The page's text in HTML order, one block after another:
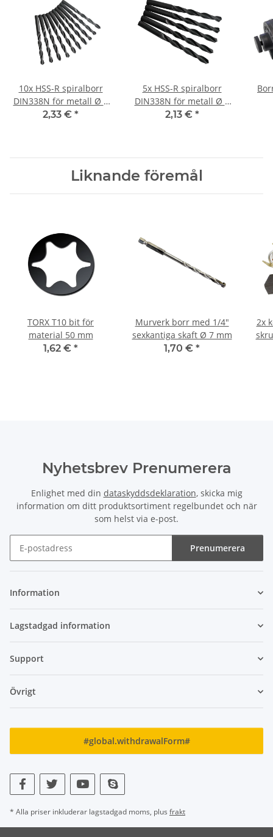
10x HSS-R spiralborr
DIN338N för metall Ø 5
mm
2,33 € *
5x HSS-R spiralborr
DIN338N för metall Ø 9
mm
2,13 € *
Liknande föremål
TORX T10 bit för
material 50 mm
1,62 € *
Murverk borr med 1/4"
sexkantiga skaft Ø 7 mm
1,70 € *
2x
Nyhetsbrev Prenumerera
Enlighet med din dataskyddsdeklaration, skicka mig
information om ditt produktsortiment regelbundet och när
som helst via e-post.
Prenumerera
Information
Lagstadgad information
Support
Övrigt
#global.withdrawalForm#
* Alla priser inkluderar lagstadgad moms, plus frakt